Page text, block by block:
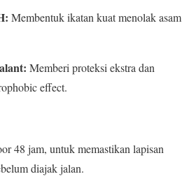
Membentuk ikatan kuat menolak asam
Memberi proteksi ekstra dan
effect.
48 jam, untuk memastikan lapisan
diajak jalan.